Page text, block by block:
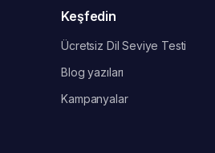
Keşfedin
Ücretsiz Dil Seviye Testi
Blog yazıları
Kampanyalar